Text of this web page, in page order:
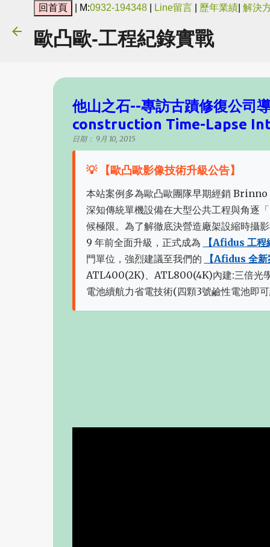
| M:0932-194348 Line留言 歷年業績 解決
歐凸歐-工程紀錄實戰
他山之石--專訪古蹟修復公司
construction Time-Lapse
日期： 9月 10, 2015
💡 【歐凸歐影像技術升級公告】
本站案例多為歐凸歐團隊早期經銷
深知傳統單機設備在大型公共工程與角逐
候極限。為了解徹底決營造廠架設縮時攝
9 年前全面升級，正式成為
【Afidus 工
門單位，強烈建議至我們的
【Afidus 全
ATL400(2K)、ATL800(4K)內建:三倍光
電池續航力省電技術(四顆3號鹼性電池即